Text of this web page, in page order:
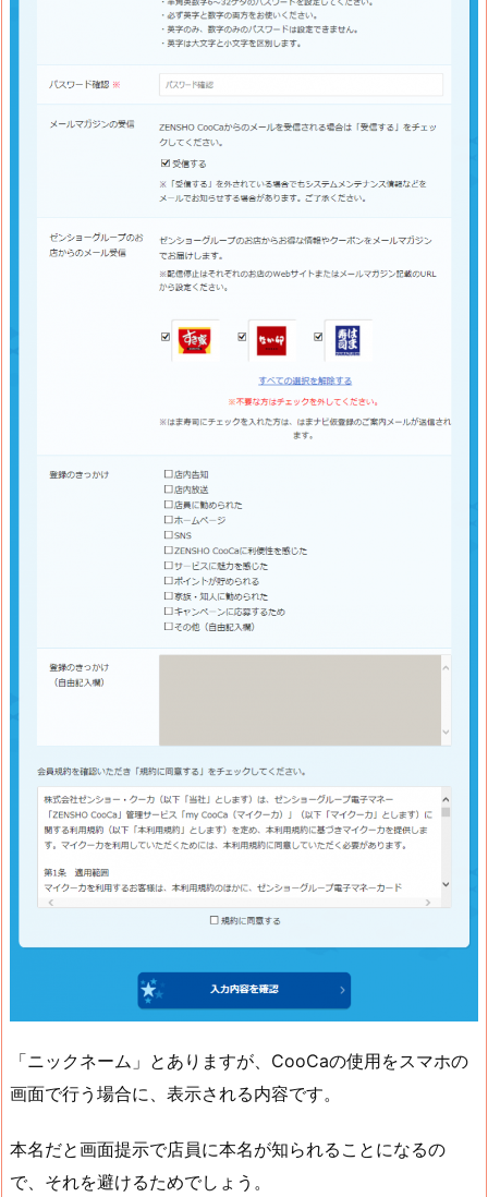
「ニックネーム」とありますが、CooCaの使用をスマホの
画面で行う場合に、表示される内容です。
本名だと画面提示で店員に本名が知られることになるの
で、それを避けるためでしょう。